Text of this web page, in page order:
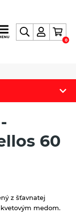
0
60
z šťavnatej
medom.